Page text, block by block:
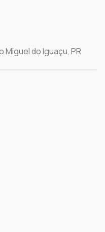
Miguel do Iguaçu, PR